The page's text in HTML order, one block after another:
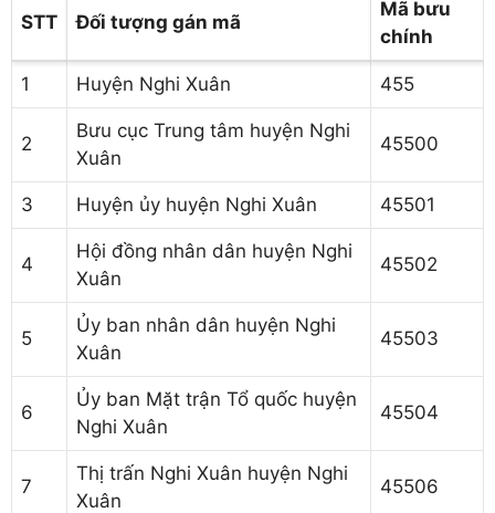
STT Đối tượng gán mã
Mã bưu
chính
1 Huyện Nghi Xuân 455
2
Bưu cục Trung tâm huyện Nghi
Xuân
45500
3 Huyện ủy huyện Nghi Xuân 45501
4
Hội đồng nhân dân huyện Nghi
Xuân
45502
5
Ủy ban nhân dân huyện Nghi
Xuân
45503
6
Ủy ban Mặt trận Tổ quốc huyện
Nghi Xuân
45504
7
Thị trấn Nghi Xuân huyện Nghi
Xuân
45506